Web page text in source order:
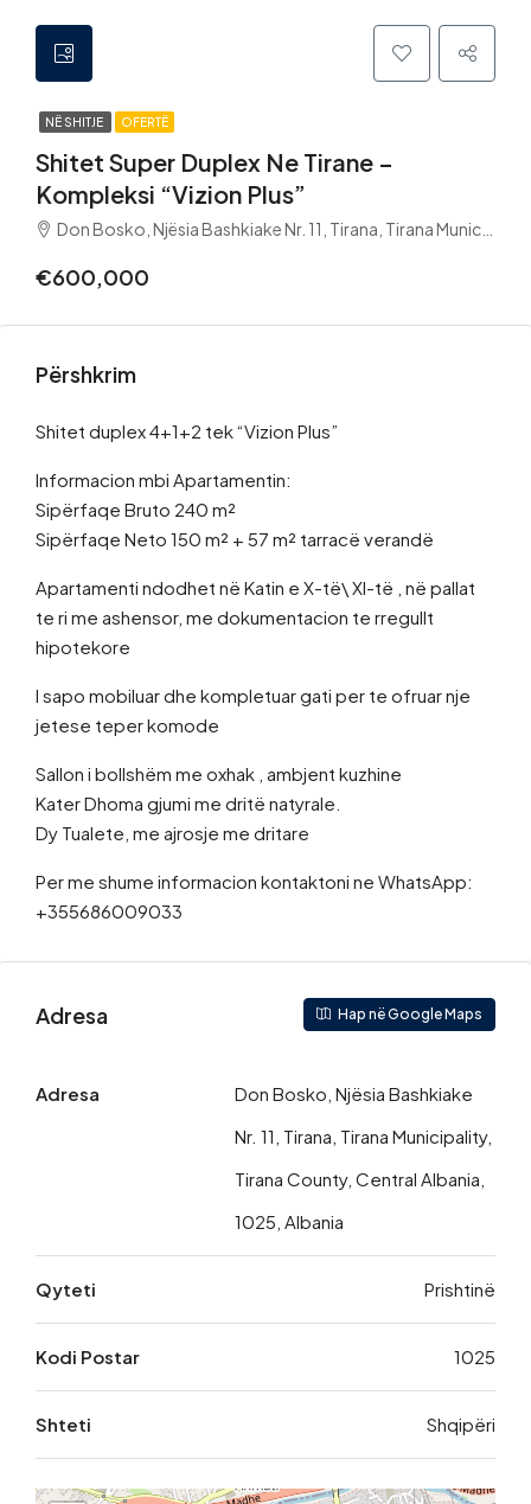
NË SHITJE OFERTË
Shitet Super Duplex Ne Tirane –
Kompleksi “Vizion Plus”
Don Bosko, Njësia Bashkiake Nr. 11, Tirana, Tirana Municipality, Tirana County, Central Albania, 1025, Albania
€600,000
Përshkrim
Shitet duplex 4+1+2 tek “Vizion Plus”
Informacion mbi Apartamentin:
Sipërfaqe Bruto 240 m²
Sipërfaqe Neto 150 m² + 57 m² tarracë verandë
Apartamenti ndodhet në Katin e X-të\ XI-të , në pallat
te ri me ashensor, me dokumentacion te rregullt
hipotekore
I sapo mobiluar dhe kompletuar gati per te ofruar nje
jetese teper komode
Sallon i bollshëm me oxhak , ambjent kuzhine
Kater Dhoma gjumi me dritë natyrale.
Dy Tualete, me ajrosje me dritare
Per me shume informacion kontaktoni ne WhatsApp:
+355686009033
Adresa Hap në Google Maps
Adresa
Don Bosko, Njësia Bashkiake
Nr. 11, Tirana, Tirana Municipality,
Tirana County, Central Albania,
1025, Albania
Qyteti Prishtinë
Kodi Postar 1025
Shteti Shqipëri